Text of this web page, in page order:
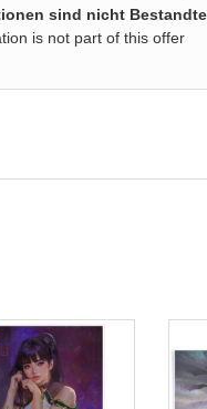
sind nicht
is not part of this offer